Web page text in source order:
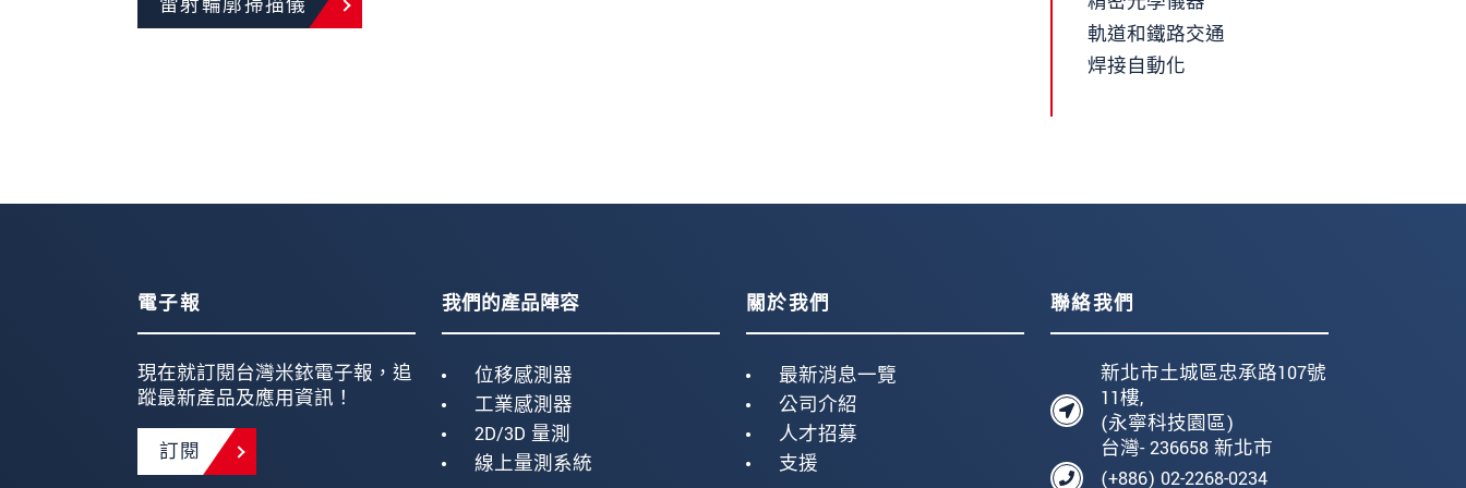
雷射輪廓掃描儀
軌道和鐵路交通
焊接自動化
電子報
現在就訂閱台灣米銥電子報，追
蹤最新產品及應用資訊！
訂閱
我們的產品陣容
位移感測器
工業感測器
2D/3D 量測
線上量測系統
關於我們
最新消息一覽
公司介紹
人才招募
支援
聯絡我們
新北市土城區忠承路107號
11樓,
(永寧科技園區)
台灣- 236658 新北市
(+886) 02-2268-0234